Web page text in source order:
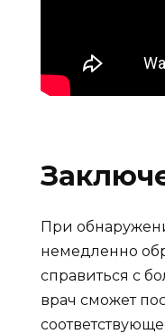
При
немедленно
справиться с
врач сможет